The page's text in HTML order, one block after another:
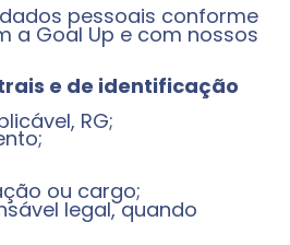
pessoais conforme
a Goal Up e com nossos
e de identificação
RG;
ou cargo;
legal, quando